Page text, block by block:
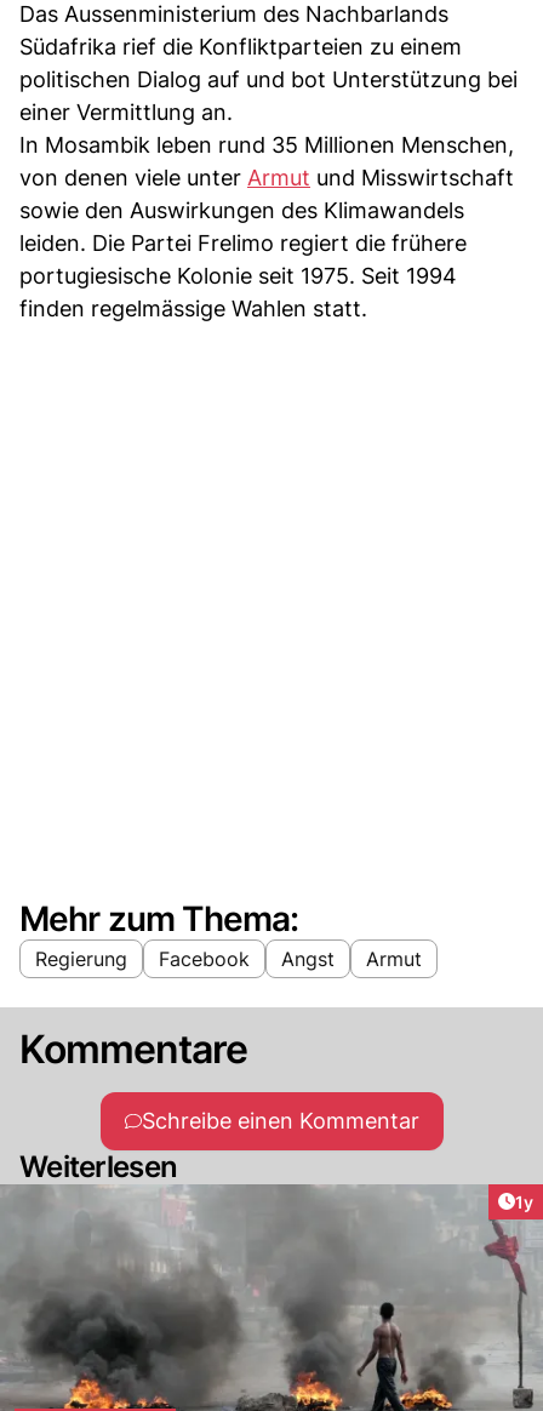
Das Aussenministerium des Nachbarlands
Südafrika rief die Konfliktparteien zu einem
politischen Dialog auf und bot Unterstützung bei
einer Vermittlung an.
In Mosambik leben rund 35 Millionen Menschen,
von denen viele unter Armut und Misswirtschaft
sowie den Auswirkungen des Klimawandels
leiden. Die Partei Frelimo regiert die frühere
portugiesische Kolonie seit 1975. Seit 1994
finden regelmässige Wahlen statt.
Mehr zum Thema:
Regierung Facebook Angst Armut
Kommentare
Schreibe einen Kommentar
Weiterlesen
1y